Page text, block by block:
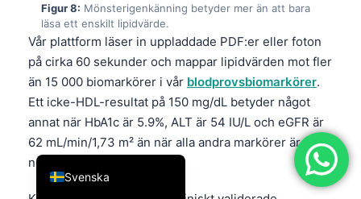
Figur 8: Mönsterigenkänning betyder mer än att bara
läsa ett enskilt lipidvärde.
Vår plattform läser in uppladdade PDF:er eller foton
på cirka 60 sekunder och mappar lipidvärden mot fler
än 15 000 biomarkörer i vår blodprovsbiomarkörer.
Ett icke-HDL-resultat på 150 mg/dL betyder något
annat när HbA1c är 5.9%, ALT är 54 IU/L och eGFR är
62 mL/min/1,73 m² än när alla andra markörer är helt
normala.
Svenska
English
Deutsch
العربية
Français
עִבְרִית
Italiano